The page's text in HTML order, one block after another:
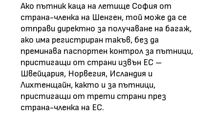
Ако пътник каца на летище София от
страна-членка на Шенген, той може да се
отправи директно за получаване на багаж,
ако има регистриран такъв, без да
преминава паспортен контрол за пътници,
пристигащи от страни извън ЕС –
Швейцария, Норвегия, Исландия и
Лихтенщайн, както и за пътници,
пристигащи от трети страни през
страна-членка на ЕС.